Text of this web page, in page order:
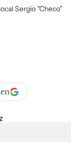
Sergio "Checo"